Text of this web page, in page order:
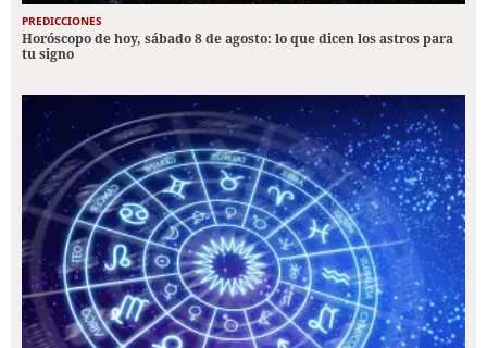
PREDICCIONES
Horóscopo de hoy, sábado 8 de agosto: lo que dicen los astros para
tu signo